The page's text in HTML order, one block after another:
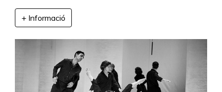
+ Informació